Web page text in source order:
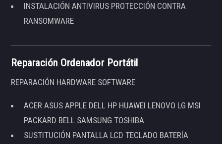
INSTALACIÓN ANTIVIRUS PROTECCIÓN CONTRA
RANSOMWARE
Reparación Ordenador Portátil
REPARACIÓN HARDWARE SOFTWARE
ACER ASUS APPLE DELL HP HUAWEI LENOVO LG MSI
PACKARD BELL SAMSUNG TOSHIBA
SUSTITUCIÓN PANTALLA LCD TECLADO BATERÍA